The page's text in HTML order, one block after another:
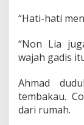
“Hati-hati
“Non Lia
wajah gadis
Ahmad
tembakau.
dari rumah.